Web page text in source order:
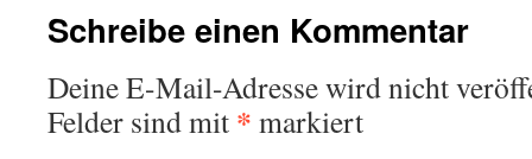
Schreibe einen Kommentar
Deine E-Mail-Adresse wird nicht
Felder sind mit * markiert